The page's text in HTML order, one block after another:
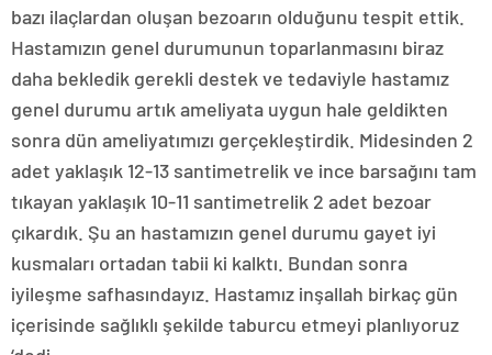
bazı ilaçlardan oluşan bezoarın olduğunu tespit ettik.
Hastamızın genel durumunun toparlanmasını biraz
daha bekledik gerekli destek ve tedaviyle hastamız
genel durumu artık ameliyata uygun hale geldikten
sonra dün ameliyatımızı gerçekleştirdik. Midesinden 2
adet yaklaşık 12-13 santimetrelik ve ince barsağını tam
tıkayan yaklaşık 10-11 santimetrelik 2 adet bezoar
çıkardık. Şu an hastamızın genel durumu gayet iyi
kusmaları ortadan tabii ki kalktı. Bundan sonra
iyileşme safhasındayız. Hastamız inşallah birkaç gün
içerisinde sağlıklı şekilde taburcu etmeyi planlıyoruz